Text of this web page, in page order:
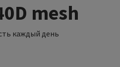
mesh
каждый день